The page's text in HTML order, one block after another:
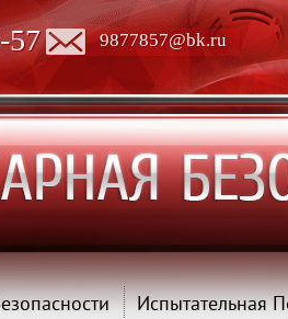
Испытательная
57 9877857@bk.ru